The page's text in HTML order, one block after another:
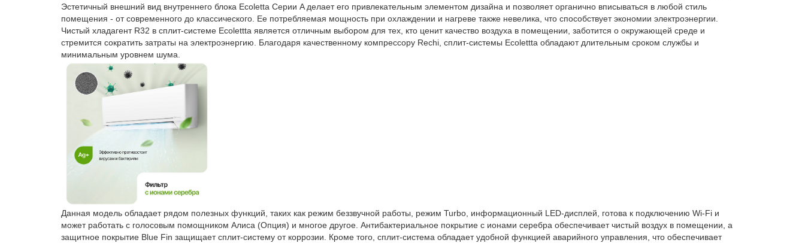
Эстетичный внешний вид внутреннего блока Ecoletta Серии A делает его привлекательным элементом дизайна и позволяет органично вписываться в любой стиль
помещения - от современного до классического. Ее потребляемая мощность при охлаждении и нагреве также невелика, что способствует экономии электроэнергии.
Чистый хладагент R32 в сплит-системе Ecolettta является отличным выбором для тех, кто ценит качество воздуха в помещении, заботится о окружающей среде и
стремится сократить затраты на электроэнергию. Благодаря качественному компрессору Rechi, сплит-системы Ecolettta обладают длительным сроком службы и
минимальным уровнем шума.
Данная модель обладает рядом полезных функций, таких как режим беззвучной работы, режим Turbo, информационный LED-дисплей, готова к подключению Wi-Fi и
может работать с голосовым помощником Алиса (Опция) и многое другое. Антибактериальное покрытие с ионами серебра обеспечивает чистый воздух в помещении, а
защитное покрытие Blue Fin защищает сплит-систему от коррозии. Кроме того, сплит-система обладает удобной функцией аварийного управления, что обеспечивает